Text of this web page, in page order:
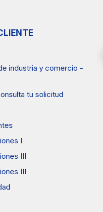
industria y comercio -
tu solicitud
I
III
III